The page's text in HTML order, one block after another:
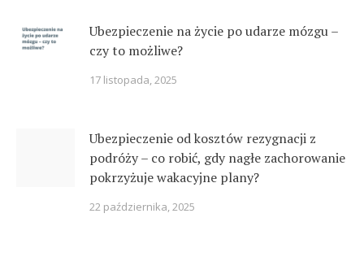
Ubezpieczenie na życie po udarze mózgu –
czy to możliwe?
17 listopada, 2025
Ubezpieczenie od kosztów rezygnacji z
podróży – co robić, gdy nagłe zachorowanie
pokrzyżuje wakacyjne plany?
22 października, 2025